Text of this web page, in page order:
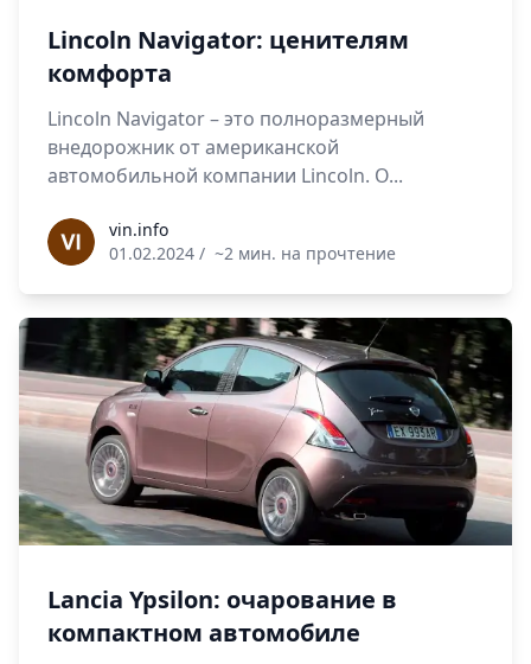
Lincoln Navigator: ценителям
комфорта
Lincoln Navigator – это полноразмерный
внедорожник от американской
автомобильной компании Lincoln. О...
vin.infovin.info
01.02.2024 / ~2 мин. на прочтение
Lancia Ypsilon: очарование в
компактном автомобиле